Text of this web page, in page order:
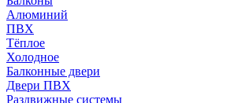
Алюминий
ПВХ
Тёплое
Холодное
Балконные двери
Двери ПВХ
Раздвижные системы